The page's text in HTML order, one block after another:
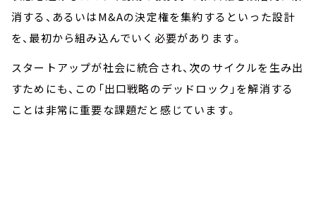
消する、あるいはM&Aの決定権を集約するといった設計
を、最初から組み込んでいく必要があります。
スタートアップが社会に統合され、次のサイクルを生み出
すためにも、この「出口戦略のデッドロック」を解消する
ことは非常に重要な課題だと感じています。